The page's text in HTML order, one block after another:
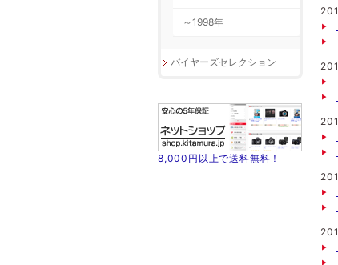
～1998年
バイヤーズセレクション
8,000円以上で送料無料！